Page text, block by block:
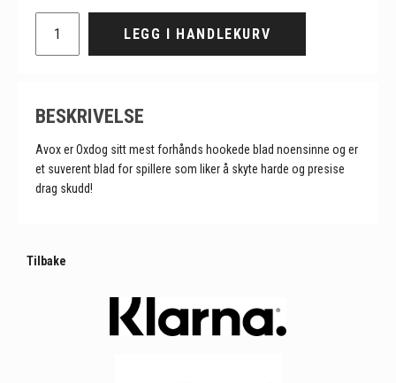
LEGG I HANDLEKURV
BESKRIVELSE
Avox er Oxdog sitt mest forhånds hookede blad noensinne og er
et suverent blad for spillere som liker å skyte harde og presise
drag skudd!
Tilbake